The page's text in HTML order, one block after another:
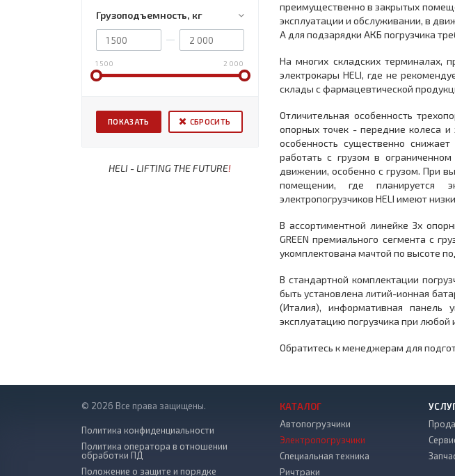
Грузоподъемность, кг
1 500 2 000
СБРОСИТЬ
HELI - LIFTING THE FUTURE!
преимущественно в закрытых
эксплуатации и обслуживании, в
А для подзарядки АКБ погрузчика
На многих складских терминалах,
электрокары HELI, где не
склады с фармацевтической
Отличительная особенность
опорных точек - передние колеса и
особенность существенно
работать с грузом в
движении, особенно с грузом. При
помещении, где планируется
электропогрузчиков HELI имеют
В ассортиментной линейке 3х
GREEN премиального сегмента с
укомплектована мачтой по высоте
В стандартной комплектации
быть установлена литий-ионная
(Италия), информативная панель
эксплуатацию погрузчика при любой
Обратитесь к менеджерам для
© 2026 Все права защищены.
Политика конфиденциальности
Политика оператора в отношении
обработки ПД
Положение о защите и порядке
КАТАЛОГ
Автопогрузчики
Электропогрузчики
Специальная техника
Ричтраки